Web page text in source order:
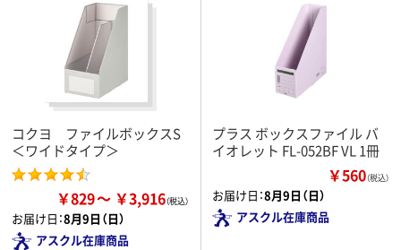
コクヨ ファイルボックスS
＜ワイドタイプ＞
￥829 ￥3,916
お届け日：8月9日（日）
アスクル在庫商品
プラス ボックスファイル バ
イオレット FL-052BF VL 1冊
￥560（税込）
お届け日：8月9日（日）
アスクル在庫商品